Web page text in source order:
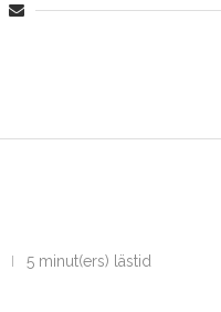
5 minut(ers) lästid